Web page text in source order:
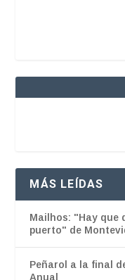
MÁS LEÍDAS
Mailhos: "Hay que
puerto" de
Peñarol a la final
Anual